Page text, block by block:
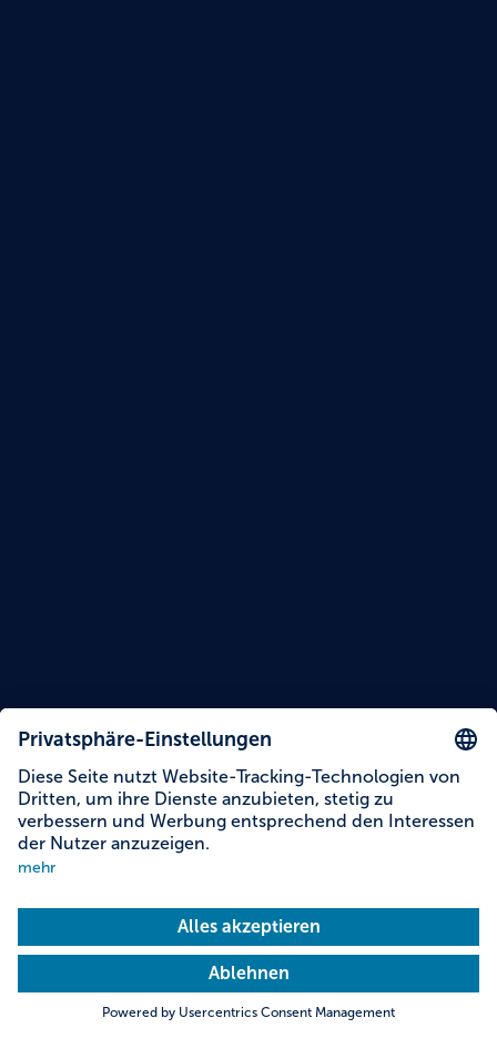
Lesezeit: 12 Minuten
UNESCO Weltkulturerbe Bayern